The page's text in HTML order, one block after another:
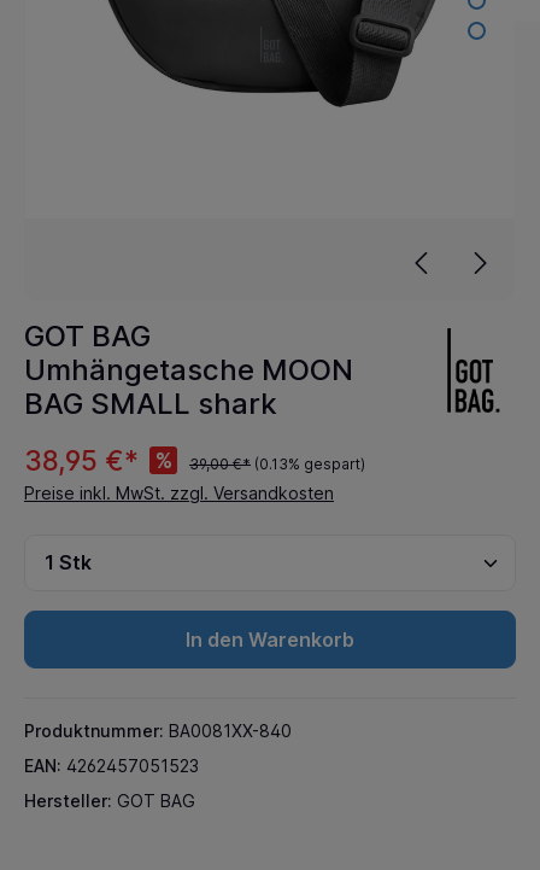
GOT BAG
Umhängetasche MOON
BAG SMALL shark
38,95 €* % 39,00 €* (0.13% gespart)
Preise inkl. MwSt. zzgl. Versandkosten
In den Warenkorb
Produktnummer: BA0081XX-840
EAN: 4262457051523
Hersteller: GOT BAG